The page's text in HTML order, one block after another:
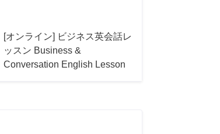
[オンライン] ビジネス英会話レ
ッスン Business &
Conversation English Lesson